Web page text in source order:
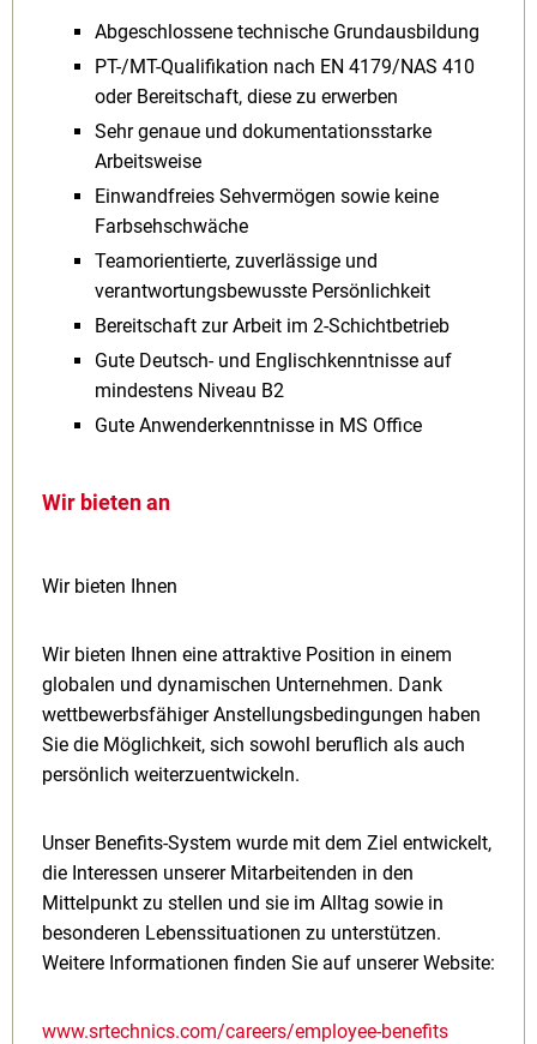
Abgeschlossene technische Grundausbildung
PT-/MT-Qualifikation nach EN 4179/NAS 410
oder Bereitschaft, diese zu erwerben
Sehr genaue und dokumentationsstarke
Arbeitsweise
Einwandfreies Sehvermögen sowie keine
Farbsehschwäche
Teamorientierte, zuverlässige und
verantwortungsbewusste Persönlichkeit
Bereitschaft zur Arbeit im 2-Schichtbetrieb
Gute Deutsch- und Englischkenntnisse auf
mindestens Niveau B2
Gute Anwenderkenntnisse in MS Office
Wir bieten an
Wir bieten Ihnen
Wir bieten Ihnen eine attraktive Position in einem
globalen und dynamischen Unternehmen. Dank
wettbewerbsfähiger Anstellungsbedingungen haben
Sie die Möglichkeit, sich sowohl beruflich als auch
persönlich weiterzuentwickeln.
Unser Benefits-System wurde mit dem Ziel entwickelt,
die Interessen unserer Mitarbeitenden in den
Mittelpunkt zu stellen und sie im Alltag sowie in
besonderen Lebenssituationen zu unterstützen.
Weitere Informationen finden Sie auf unserer Website:
www.srtechnics.com/careers/employee-benefits